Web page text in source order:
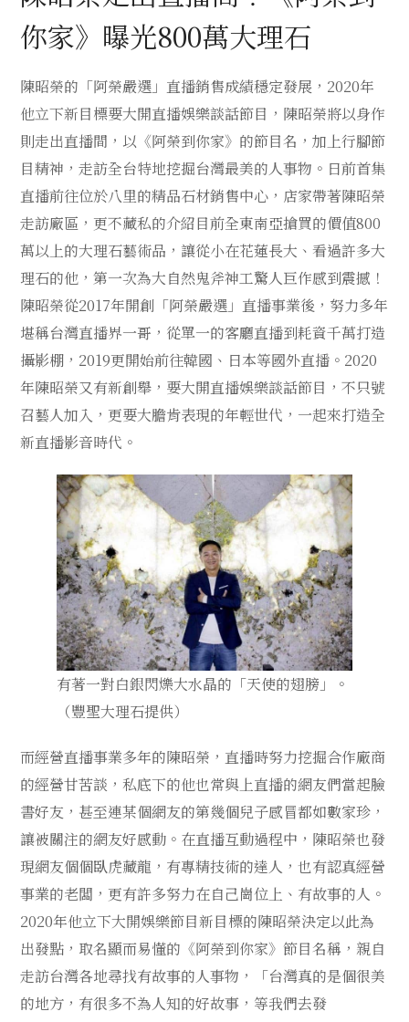
你家》曝光800萬大理石
陳昭榮的「阿榮嚴選」直播銷售成績穩定發展，2020年
他立下新目標要大開直播娛樂談話節目，陳昭榮將以身作
則走出直播間，以《阿榮到你家》的節目名，加上行腳節
目精神，走訪全台特地挖掘台灣最美的人事物。日前首集
直播前往位於八里的精品石材銷售中心，店家帶著陳昭榮
走訪廠區，更不藏私的介紹目前全東南亞搶買的價值800
萬以上的大理石藝術品，讓從小在花蓮長大、看過許多大
理石的他，第一次為大自然鬼斧神工驚人巨作感到震撼！
陳昭榮從2017年開創「阿榮嚴選」直播事業後，努力多年
堪稱台灣直播界一哥，從單一的客廳直播到耗資千萬打造
攝影棚，2019更開始前往韓國、日本等國外直播。2020
年陳昭榮又有新創舉，要大開直播娛樂談話節目，不只號
召藝人加入，更要大膽肯表現的年輕世代，一起來打造全
新直播影音時代。
有著一對白銀閃爍大水晶的「天使的翅膀」。
（豐聖大理石提供）
而經營直播事業多年的陳昭榮，直播時努力挖掘合作廠商
的經營甘苦談，私底下的他也常與上直播的網友們當起臉
書好友，甚至連某個網友的第幾個兒子感冒都如數家珍，
讓被關注的網友好感動。在直播互動過程中，陳昭榮也發
現網友個個臥虎藏龍，有專精技術的達人，也有認真經營
事業的老闆，更有許多努力在自己崗位上、有故事的人。
2020年他立下大開娛樂節目新目標的陳昭榮決定以此為
出發點，取名顯而易懂的《阿榮到你家》節目名稱，親自
走訪台灣各地尋找有故事的人事物，「台灣真的是個很美
的地方，有很多不為人知的好故事，等我們去發